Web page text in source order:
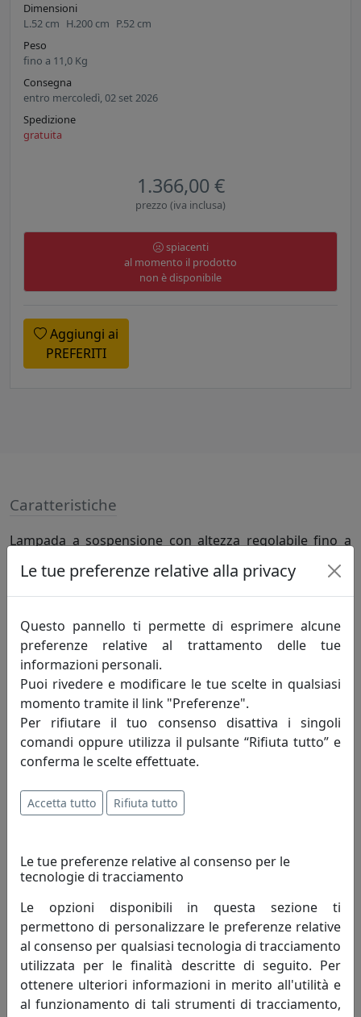
Dimensioni
L.52 cm H.200 cm P.52 cm
Peso
fino a 11,0 Kg
Consegna
entro mercoledì, 02 set 2026
Spedizione
gratuita
1.366,00 €
prezzo (iva inclusa)
spiacenti
al momento il prodotto
non è disponibile
Aggiungi ai
PREFERITI
Caratteristiche
Lampada a sospensione con altezza regolabile fino a
200 cm, alimentatore dimmerabile. Lampadine di tipo
ALOGENE non incluse.
Specifiche
Lampadina di tipo R7s 160W (118mm)
Informazioni sul brand
Nasce a Murano nutrendosi della
appassionate, della capacità innovativa di
artisti e designer che capitalizzano una
tutto giganteggia la personalità del fondatore, Guido
de Majo, modello esemplare di lungimiranza
grandi valori che dopo 65 anni di attività custodiscono
la vision dell’azienda.
Alla base della intrapresa sono i principi ispiratori di
tutti i comportamenti: Etica ed Arte.
Le tue preferenze relative alla privacy
Questo pannello ti permette di esprimere alcune
preferenze relative al trattamento delle tue
informazioni personali.
Puoi rivedere e modificare le tue scelte in qualsiasi
momento tramite il link "Preferenze".
Per rifiutare il tuo consenso disattiva i singoli
comandi oppure utilizza il pulsante “Rifiuta tutto” e
conferma le scelte effettuate.
Accetta tutto Rifiuta tutto
Le tue preferenze relative al consenso per le
tecnologie di tracciamento
Le opzioni disponibili in questa sezione ti
permettono di personalizzare le preferenze relative
al consenso per qualsiasi tecnologia di tracciamento
utilizzata per le finalità descritte di seguito. Per
ottenere ulteriori informazioni in merito all'utilità e
al funzionamento di tali strumenti di tracciamento,